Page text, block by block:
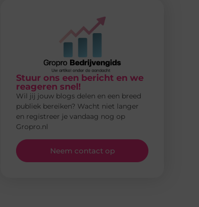
Stuur ons een bericht en we
reageren snel!
Wil jij jouw blogs delen en een breed
publiek bereiken? Wacht niet langer
en registreer je vandaag nog op
Gropro.nl
Neem contact op